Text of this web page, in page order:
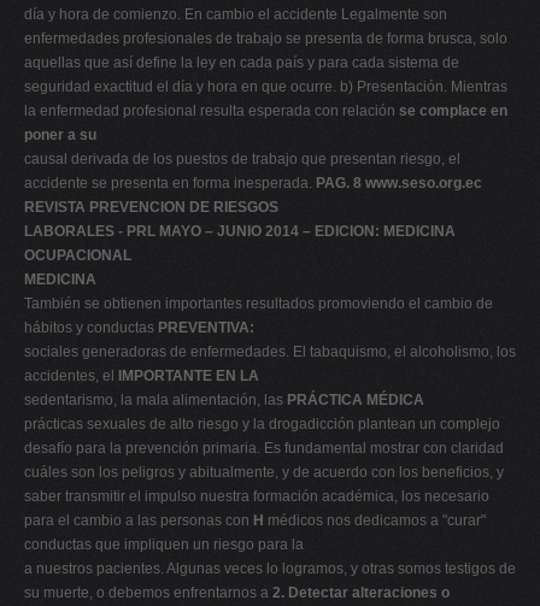
día y hora de comienzo. En cambio el accidente Legalmente son
enfermedades profesionales de trabajo se presenta de forma brusca, solo
aquellas que así define la ley en cada país y para cada sistema de
seguridad exactitud el día y hora en que ocurre. b) Presentación. Mientras
la enfermedad profesional resulta esperada con relación se complace en
poner a su
causal derivada de los puestos de trabajo que presentan riesgo, el
accidente se presenta en forma inesperada. PAG. 8 www.seso.org.ec
REVISTA PREVENCION DE RIESGOS
LABORALES - PRL MAYO – JUNIO 2014 – EDICION: MEDICINA
OCUPACIONAL
MEDICINA
También se obtienen importantes resultados promoviendo el cambio de
hábitos y conductas PREVENTIVA:
sociales generadoras de enfermedades. El tabaquismo, el alcoholismo, los
accidentes, el IMPORTANTE EN LA
sedentarismo, la mala alimentación, las PRÁCTICA MÉDICA
prácticas sexuales de alto riesgo y la drogadicción plantean un complejo
desafío para la prevención primaria. Es fundamental mostrar con claridad
cuáles son los peligros y abitualmente, y de acuerdo con los beneficios, y
saber transmitir el impulso nuestra formación académica, los necesario
para el cambio a las personas con H médicos nos dedicamos a "curar"
conductas que impliquen un riesgo para la
a nuestros pacientes. Algunas veces lo logramos, y otras somos testigos de
su muerte, o debemos enfrentarnos a 2. Detectar alteraciones o